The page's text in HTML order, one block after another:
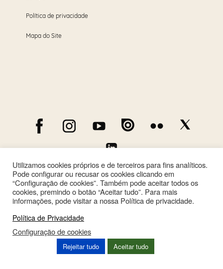
Política de privacidade
Mapa do Site
Utilizamos cookies próprios e de terceiros para fins analíticos.
Pode configurar ou recusar os cookies clicando em
“Configuração de cookies”. Também pode aceitar todos os
cookies, premindo o botão “Aceitar tudo”. Para mais
informações, pode visitar a nossa Política de privacidade.
Política de Privacidade
Configuração de cookies
Rejeitar tudo Aceitar tudo
This site is registered onwpml.orgas a development site. Switch to a production
site key toremove this banner.